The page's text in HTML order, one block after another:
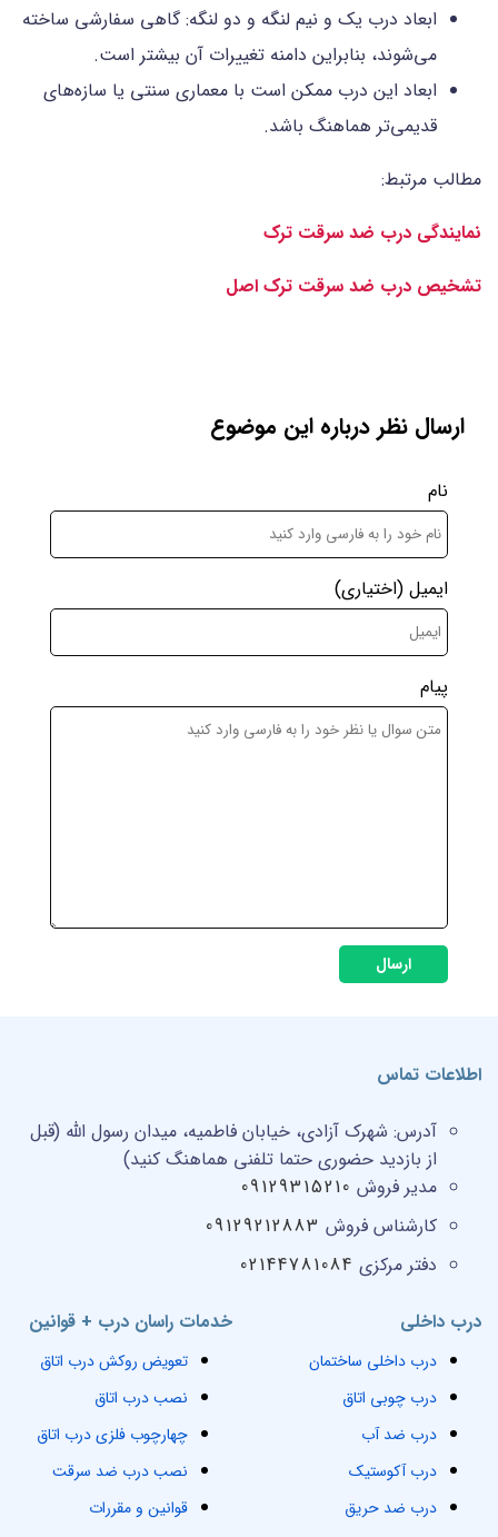
ابعاد درب یک و نیم لنگه و دو لنگه: گاهی سفارشی ساخته
می‌شوند، بنابراین دامنه تغییرات آن بیشتر است.
ابعاد این درب ممکن است با معماری سنتی یا سازه‌های
قدیمی‌تر هماهنگ باشد.
مطالب مرتبط:
نمایندگی درب ضد سرقت ترک
تشخیص درب ضد سرقت ترک اصل
ارسال نظر درباره این موضوع
نام
ایمیل (اختیاری)
پیام
ارسال
خدمات راسان درب + قوانین
تعویض روکش درب اتاق
نصب درب اتاق
چهارچوب فلزی درب اتاق
نصب درب ضد سرقت
قوانین و مقررات
درب داخلی
درب داخلی ساختمان
درب چوبی اتاق
درب ضد آب
درب آکوستیک
درب ضد حریق
اطلاعات تماس
آدرس: شهرک آزادی، خیابان فاطمیه، میدان رسول الله (قبل
از بازدید حضوری حتما تلفنی هماهنگ کنید)
مدیر فروش 09129315210
کارشناس فروش 09129212883
دفتر مرکزی 02144781084